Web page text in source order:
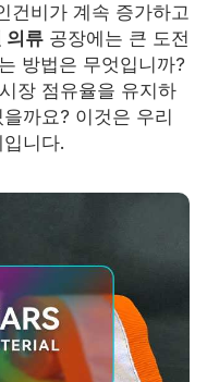
건비가 계속 증가하고
의류 공장에는 큰 도전
방법은 무엇입니까?
장 점유율을 유지하
까요? 이것은 우리
니다.